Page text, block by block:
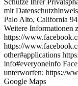
mit
Palo Alto, California
Weitere Informationen
https://
https://
other#applications
info#everyoneinfo
unterworfen: https://
Google Maps